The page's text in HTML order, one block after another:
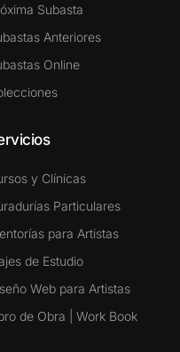
Subasta
Anteriores
Online
y Clínicas
Particulares
Mentorías para Artistas
de Estudio
Web para Artistas
de Obra | Work Book